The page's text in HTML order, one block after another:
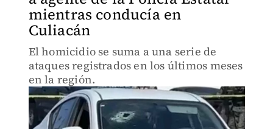
mientras conducía en
Culiacán
El homicidio se suma a una serie de
ataques registrados en los últimos meses
en la región.